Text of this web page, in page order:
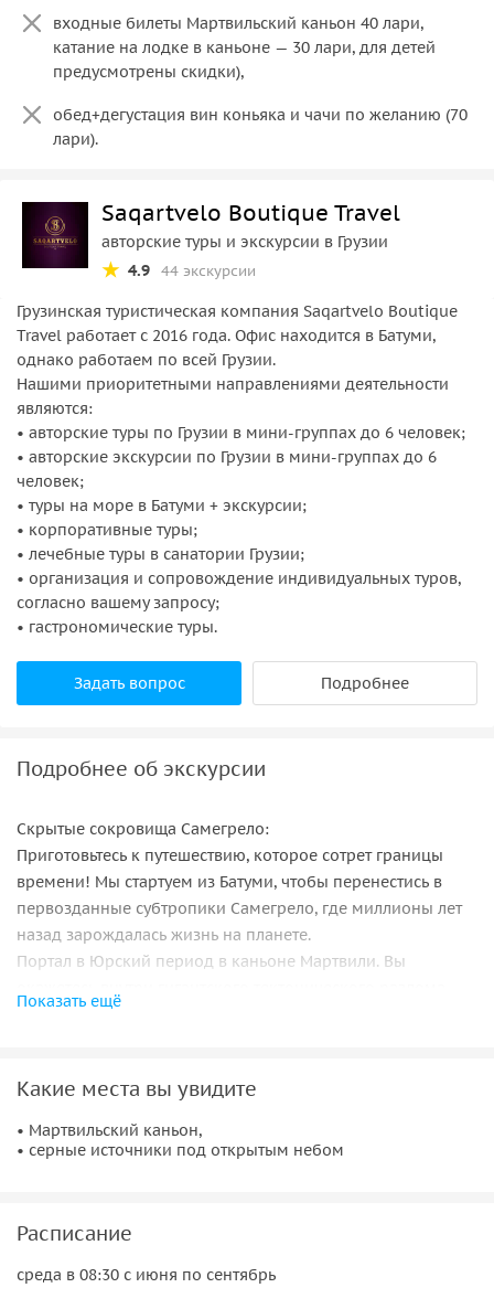
входные билеты Мартвильский каньон 40 лари,
катание на лодке в каньоне — 30 лари, для детей
предусмотрены скидки),
обед+дегустация вин коньяка и чачи по желанию (70
лари).
Saqartvelo Boutique Travel
авторские туры и экскурсии в Грузии
4.9 44 экскурсии
Грузинская туристическая компания Saqartvelo Boutique
Travel работает с 2016 года. Офис находится в Батуми,
однако работаем по всей Грузии.
Нашими приоритетными направлениями деятельности
являются:
• авторские туры по Грузии в мини-группах до 6 человек;
• авторские экскурсии по Грузии в мини-группах до 6
человек;
• туры на море в Батуми + экскурсии;
• корпоративные туры;
• лечебные туры в санатории Грузии;
• организация и сопровождение индивидуальных туров,
согласно вашему запросу;
• гастрономические туры.
Задать вопрос Подробнее
Подробнее об экскурсии
Скрытые сокровища Самегрело:
Приготовьтесь к путешествию, которое сотрет границы
времени! Мы стартуем из Батуми, чтобы перенестись в
первозданные субтропики Самегрело, где миллионы лет
назад зарождалась жизнь на планете.
Портал в Юрский период в каньоне Мартвили. Вы
сквозь который мчатся ледяные бирюзовые воды реки
разобьем брызги веслом во время лодочной прогулки,
заглянем в гроты и увидим каскады бурлящих водопадов.
Самое мистическое: именно в этих скалах застыли
75 миллионов лет назад. Грузинское застолье у воды.
ресторану на речном побережье. Воздух здесь пропитан
Показать ещё
Какие места вы увидите
• Мартвильский каньон,
• серные источники под открытым небом
Расписание
среда в 08:30 с июня по сентябрь